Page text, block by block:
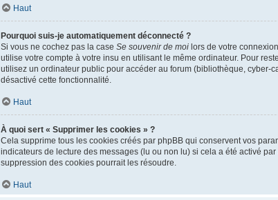
Haut
Pourquoi suis-je automatiquement déconnecté ?
Si vous ne cochez pas la case Se souvenir de moi lors de votre
utilise votre compte à votre insu en utilisant le même ordinateur. Pour
utilisez un ordinateur public pour accéder au forum (bibliothèque, cyber-
désactivé cette fonctionnalité.
Haut
À quoi sert « Supprimer les cookies » ?
Cela supprime tous les cookies créés par phpBB qui conservent vos
indicateurs de lecture des messages (lu ou non lu) si cela a été activé
suppression des cookies pourrait les résoudre.
Haut